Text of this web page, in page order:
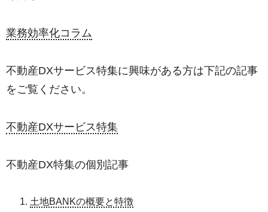
業務効率化コラム
不動産DXサービス特集に興味がある方は下記の記事
をご覧ください。
不動産DXサービス特集
不動産DX特集の個別記事
土地BANKの概要と特徴